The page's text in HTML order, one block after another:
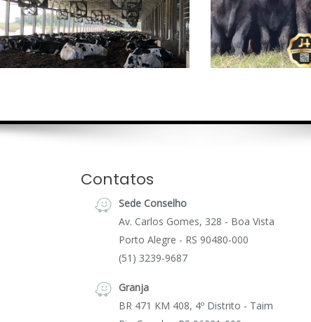
Contatos
Sede Conselho
Av. Carlos Gomes, 328 - Boa Vista
Porto Alegre - RS 90480-000
(51) 3239-9687
Granja
BR 471 KM 408, 4º Distrito - Taim